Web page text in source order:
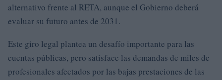
alternativo frente al RETA, aunque el Gobierno deberá
evaluar su futuro antes de 2031.
Este giro legal plantea un desafío importante para las
cuentas públicas, pero satisface las demandas de miles de
profesionales afectados por las bajas prestaciones de las